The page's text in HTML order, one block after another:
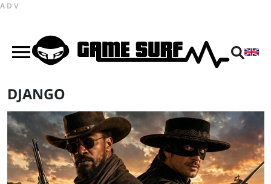
ADV
DJANGO